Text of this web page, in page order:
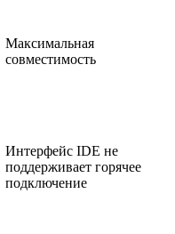
Максимальная
совместимость
Интерфейс IDE не
поддерживает горячее
подключение